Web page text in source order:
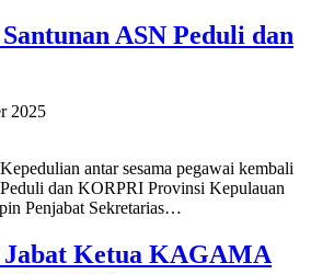
ASN Peduli dan
2025
antar sesama pegawai kembali
dan KORPRI Provinsi Kepulauan
Penjabat Sekretarias…
Ketua KAGAMA